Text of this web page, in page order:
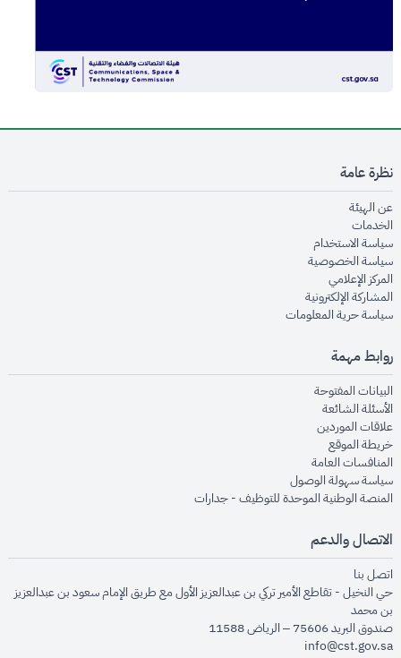
نظرة عامة
عن الهيئةopens in new window
الخدماتopens in new window
سياسة الاستخدام
سياسة الخصوصيةopens in new window
المركز الإعلاميopens in new window
المشاركة الإلكترونيةopens in new window
سياسة حرية المعلوماتopens in new window
روابط مهمة
البيانات المفتوحةopens in new window
الأسئلة الشائعةopens in new window
علاقات الموردينopens in new window
خريطة الموقعopens in new window
المنافسات العامةopens in new window
سياسة سهولة الوصولopens in new window
المنصة الوطنية الموحدة للتوظيف - جداراتopens in new window
الاتصال والدعم
اتصل بنا
حي النخيل - تقاطع الأمير تركي بن عبدالعزيز الأول مع طريق الإمام سعود بن عبدالعزيز
بن محمد
صندوق البريد 75606 – الرياض 11588
info@cst.gov.sa